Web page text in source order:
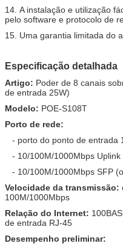
14. A instalação e utilização
pelo software e protocolo de
15. Uma garantia limitada do
Especificação detalhada
Artigo: Poder de 8 canais
de entrada 25W)
Modelo: POE-S108T
Porto de rede:
- porto do ponto de entrada
- 10/100M/1000Mbps
- 10/100M/1000Mbps SFP
Velocidade da transmissão:
100M/1000Mbps
Relação do Internet:
de entrada RJ-45
Desempenho preliminar: